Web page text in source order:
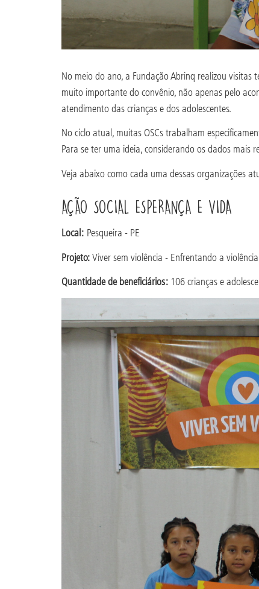
No meio do ano, a Fundação Abrinq realizou visitas
muito importante do convênio, não apenas pelo
atendimento das crianças e dos adolescentes.
No ciclo atual, muitas OSCs trabalham
Para se ter uma ideia, considerando os dados mais
Veja abaixo como cada uma dessas organizações
AÇÃO SOCIAL ESPERANÇA E VIDA
Local: Pesqueira - PE
Projeto:Viver sem violência - Enfrentando a
Quantidade de beneficiários: 106 crianças e